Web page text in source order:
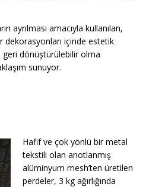
ayrılması amacıyla kullanılan,
dekorasyonları içinde estetik
dönüştürülebilir olma
sunuyor.
Hafif ve çok yönlü bir metal
tekstili olan anotlanmış
alüminyum mesh’ten üretilen
perdeler, 3 kg ağırlığında